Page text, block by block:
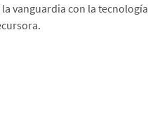
vanguardia con la